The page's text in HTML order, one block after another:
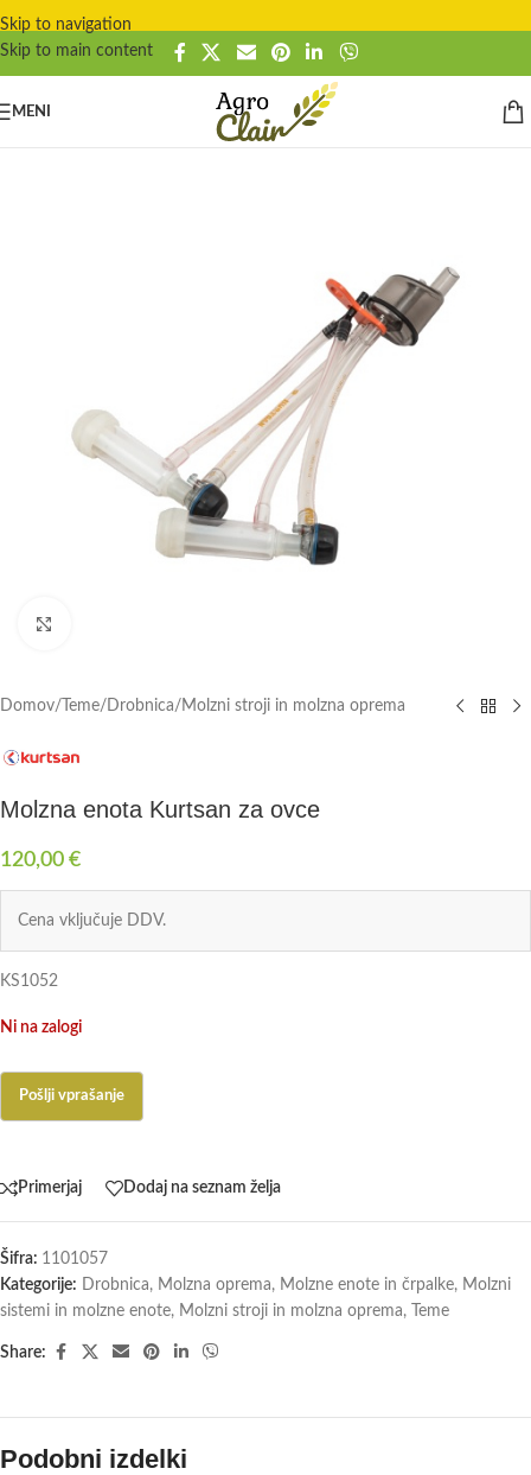
Skip to navigation
Skip to main content
MENI
Domov/ Teme/ Drobnica/ Molzni stroji in molzna oprema
Molzna enota Kurtsan za ovce
120,00 €
Cena vključuje DDV.
KS1052
Ni na zalogi
Primerjaj Dodaj na seznam želja
Šifra: 1101057
Kategorije: Drobnica, Molzna oprema, Molzne enote in črpalke, Molzni
sistemi in molzne enote, Molzni stroji in molzna oprema, Teme
Share:
Podobni izdelki